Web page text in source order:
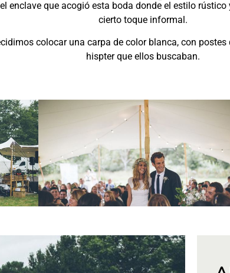
enclave que acogió esta boda donde el estilo
cierto toque informal.
colocar una carpa de color blanca, con
hispter que ellos buscaban.